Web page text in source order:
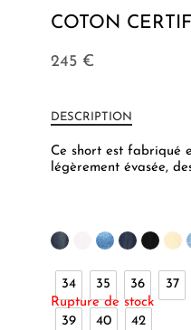
COTON
245 €
DESCRIPTION
Ce short est fabriqué
légèrement évasée,
34 35 36 37
39 40 42
Rupture de stock